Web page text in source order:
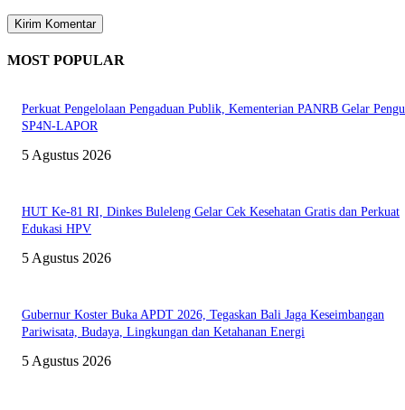
MOST POPULAR
Perkuat Pengelolaan Pengaduan Publik, Kementerian PANRB Gelar
SP4N-LAPOR
5 Agustus 2026
HUT Ke-81 RI, Dinkes Buleleng Gelar Cek Kesehatan Gratis dan Perkuat
Edukasi HPV
5 Agustus 2026
Gubernur Koster Buka APDT 2026, Tegaskan Bali Jaga Keseimbangan
Pariwisata, Budaya, Lingkungan dan Ketahanan Energi
5 Agustus 2026